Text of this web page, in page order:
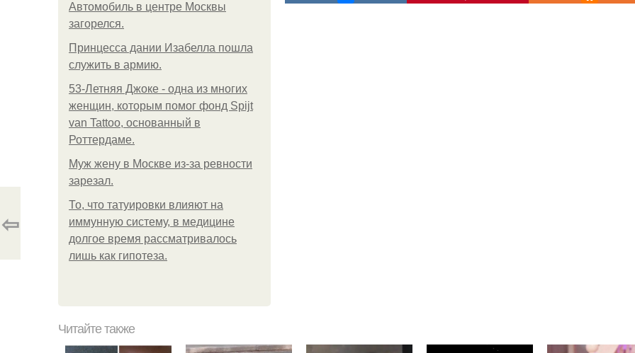
Автомобиль в центре Москвы
загорелся.
Принцесса дании Изабелла пошла
служить в армию.
53-Летняя Джоке - одна из многих
женщин, которым помог фонд Spijt
van Tattoo, основанный в
Роттердаме.
Mуж жену в Москве из-за ревности
зарезал.
То, что татуировки влияют на
иммунную систему, в медицине
долгое время рассматривалось
лишь как гипотеза.
⇦
Читайте также